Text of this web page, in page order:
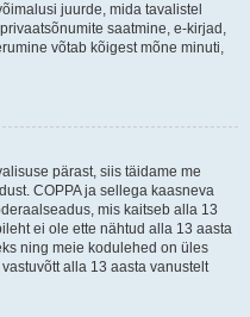
juurde, mida tavalistel
saatmine, e-kirjad,
võtab kõigest mõne minuti,
pärast, siis täidame me
COPPA ja sellega kaasneva
mis kaitseb alla 13
ei ole ette nähtud alla 13 aasta
ning meie kodulehed on üles
alla 13 aasta vanustelt